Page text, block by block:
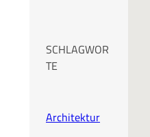
SCHLAGWOR
TE
Architektur